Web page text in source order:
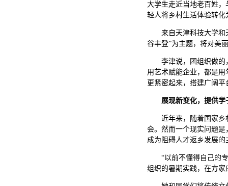
大学生走近当地老百姓
轻人将乡村生活体验转
来自天津科技大学和
谷丰登”为主题，将对美
李津说，团组织做的
用艺术赋能企业，都是
更紧密起来，搭建广阔
展现新变化，提供学
近年来，随着国家
会。然而一个现实问题
成为阻碍人才返乡发展的
“以前不懂得自己的
组织的暑期实践，在方家